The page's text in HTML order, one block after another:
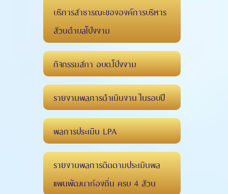
บริการสาธารณะขององค์การบริหาร
ส่วนตำบลโป่งงาม
กิจกรรมสภา อบต.โป่งงาม
รายงานผลการดำเนินงาน ในรอบปี
ผลการประเมิน LPA
รายงานผลการติดตามประเมินผล
แผนพัฒนาท้องถิ่น ครบ 4 ส่วน